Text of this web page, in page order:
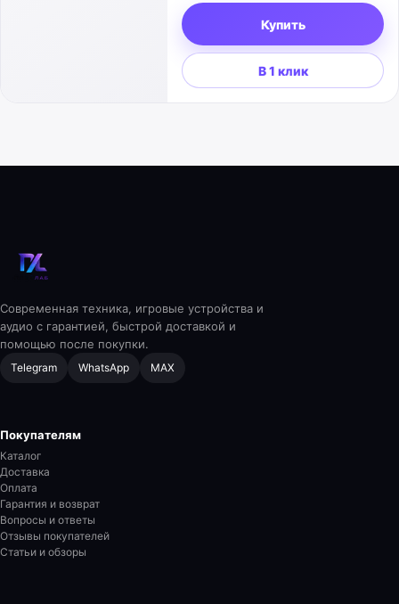
Купить
В 1 клик
Современная техника, игровые устройства и
аудио с гарантией, быстрой доставкой и
помощью после покупки.
Telegram WhatsApp MAX
Покупателям
Каталог
Доставка
Оплата
Гарантия и возврат
Вопросы и ответы
Отзывы покупателей
Статьи и обзоры